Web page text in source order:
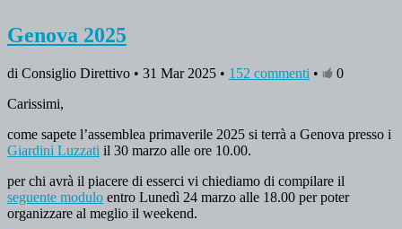
Genova 2025
di Consiglio Direttivo • 31 Mar 2025 • 152 commenti •
0
Carissimi,
come sapete l’assemblea primaverile 2025 si terrà a Genova presso i
Giardini Luzzati il 30 marzo alle ore 10.00.
per chi avrà il piacere di esserci vi chiediamo di compilare il
seguente modulo entro Lunedì 24 marzo alle 18.00 per poter
organizzare al meglio il weekend.